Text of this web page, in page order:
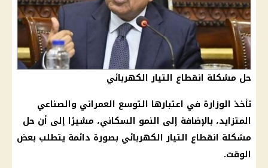
حل مشكلة انقطاع التيار الكهربائي
تأخذ الوزارة في اعتبارها التوسع العمراني والصناعي
المتزايد، بالإضافة إلى النمو السكاني، مشيرًا إلى أن حل
مشكلة انقطاع التيار الكهربائي بصورة دائمة يتطلب بعض
الوقت.